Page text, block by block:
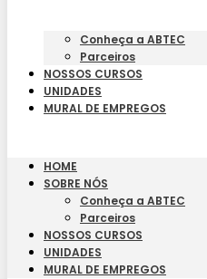
Conheça a ABTEC
Parceiros
NOSSOS CURSOS
UNIDADES
MURAL DE EMPREGOS
HOME
SOBRE NÓS
Conheça a ABTEC
Parceiros
NOSSOS CURSOS
UNIDADES
MURAL DE EMPREGOS